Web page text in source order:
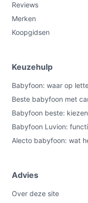
Reviews
Merken
Koopgidsen
Keuzehulp
Babyfoon: waar op
Beste babyfoon met
Babyfoon beste:
Babyfoon Luvion:
Alecto babyfoon: wat
Advies
Over deze site